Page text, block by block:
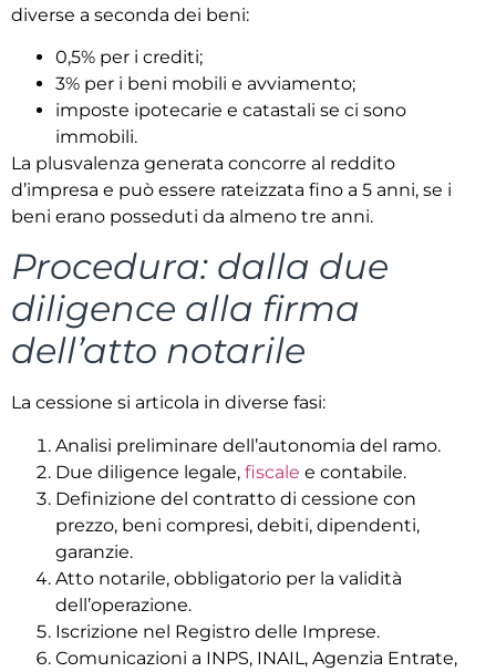
diverse a seconda dei beni:
0,5% per i crediti;
3% per i beni mobili e avviamento;
imposte ipotecarie e catastali se ci sono
immobili.
La plusvalenza generata concorre al reddito
d’impresa e può essere rateizzata fino a 5 anni, se i
beni erano posseduti da almeno tre anni.
Procedura: dalla due
diligence alla firma
dell’atto notarile
La cessione si articola in diverse fasi:
Analisi preliminare dell’autonomia del ramo.
Due diligence legale, fiscale e contabile.
Definizione del contratto di cessione con
prezzo, beni compresi, debiti, dipendenti,
garanzie.
Atto notarile, obbligatorio per la validità
dell’operazione.
Iscrizione nel Registro delle Imprese.
Comunicazioni a INPS, INAIL, Agenzia Entrate,